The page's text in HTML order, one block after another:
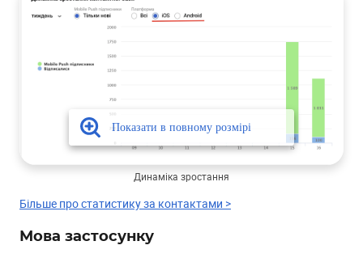
Динаміка зростання
Більше про статистику за контактами >
Мова застосунку